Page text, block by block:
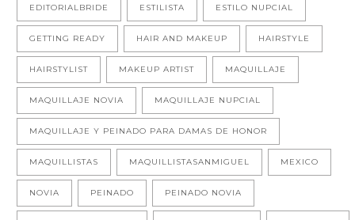
EDITORIALBRIDE ESTILISTA ESTILO NUPCIAL
GETTING READY HAIR AND MAKEUP HAIRSTYLE
HAIRSTYLIST MAKEUP ARTIST MAQUILLAJE
MAQUILLAJE NOVIA MAQUILLAJE NUPCIAL
MAQUILLAJE Y PEINADO PARA DAMAS DE HONOR
MAQUILLISTAS MAQUILLISTASANMIGUEL MEXICO
NOVIA PEINADO PEINADO NOVIA